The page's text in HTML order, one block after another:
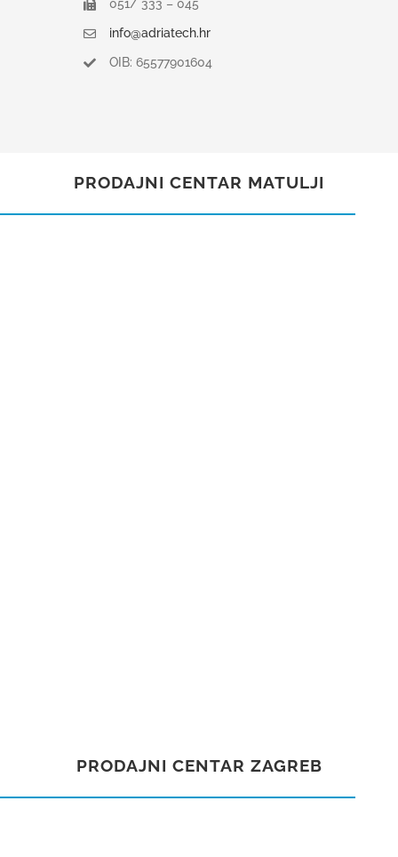
051/ 333 – 045
info@adriatech.hr
OIB: 65577901604
PRODAJNI CENTAR MATULJI
PRODAJNI CENTAR ZAGREB